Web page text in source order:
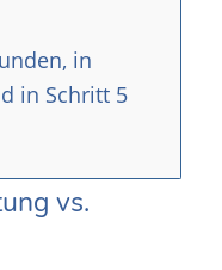
in
in Schritt 5
vs.